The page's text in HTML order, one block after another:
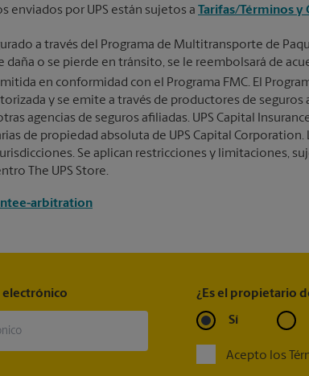
enviados por UPS están sujetos a Tarifas/Términos y
a través del Programa de Multitransporte de
daña o se pierde en tránsito, se le reembolsará de
en conformidad con el Programa FMC. El
y se emite a través de productores de seguros
agencias de seguros afiliadas. UPS Capital
de propiedad absoluta de UPS Capital Corporation.
Se aplican restricciones y limitaciones,
The UPS Store.
arbitration
electrónico ¿Es el propietario
Sí
Acepto los